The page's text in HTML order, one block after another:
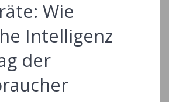
Wie
Intelligenz
der